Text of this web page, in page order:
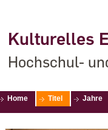
Kulturelles
Hochschul-
Home Titel Jahre